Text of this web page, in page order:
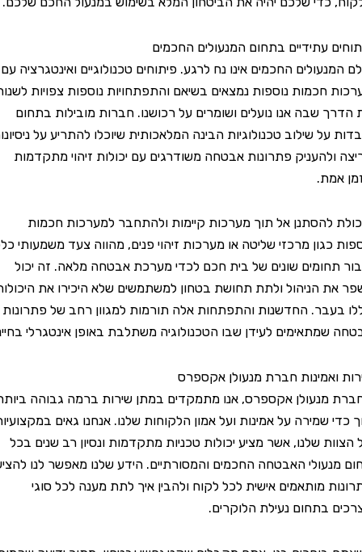
עתידיים בתחום המנעולים החכמים
החכמים אינו נח לרגע. פיתוחים טכנולוגיים ואינטגרציה עם
נוספות נמצאים בשיאם והתפתחויות נוספות צפויות לשנות
שבה אנו נועלים ושומרים על רכושנו. חברות מובילות בתחום
שילוב טכנולוגיות הבינה המלאכותית שיוכלו להתריע על ניסיונות
פתרונות אבטחה משודרגים עם יכולות זיהוי מתקדמות
להסתנן אל תוך מערכות קיימות ולהתחבר למערכות חכמות
מרכזי שליטה או מערכות זיהוי פנים, מהווה צעד משמעותי כלפי
שונים של בית חכם לכדי מערכת אבטחה מלאה. זה יכול
הניהול ולתת תחושת בטחון למשתמשים שלא היכירו את היכולות
החדשנות והתפתחות אלה תורמות למגוון רחב של פתרונות
לעידן שבו הטכנולוגיה משתלבת באופן אינטגרלי בחיינו.
חברת מנעולן אקספרס
אקספרס, אנו מתמקדים במתן שירות ברמה גבוהה ביותר
שמירה על אמינות ועל אמון הלקוחות שלנו. אנחנו גאים במקצועיות
שלנו, אשר מציע יכולות טכניות מתקדמות ונסיון רב שנים בכל
האבטחה החכמים והמסורתיים. הידע שלנו מאפשר לנו להציע
מותאמים אישית לכל לקוח ולהבין איך לתת מענה לכל סוגי
בתחום נעילת הלוקרים.